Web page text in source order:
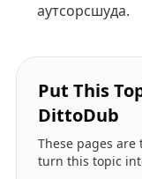
аутсорсшуда.
Put This
DittoDub
These pages
turn this topic